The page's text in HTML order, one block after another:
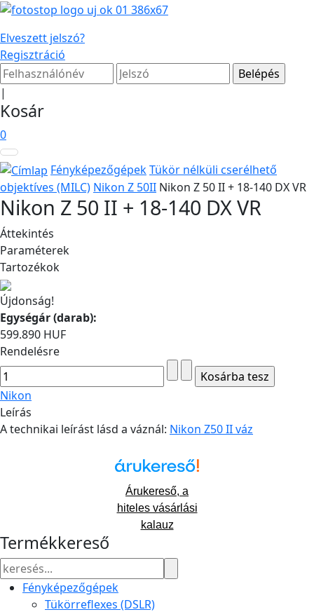
Elveszett jelszó?
Regisztráció
|
Kosár
0
FényképezőgépekTükör nélküli cserélhető
objektíves (MILC) Nikon Z 50II Nikon Z 50 II + 18-140 DX VR
Nikon Z 50 II + 18-140 DX VR
Áttekintés
Paraméterek
Tartozékok
Újdonság!
Egységár (darab):
599.890 HUF
Rendelésre
Nikon
Leírás
A technikai leírást lásd a váznál: Nikon Z50 II váz
Árukereső, a
hiteles vásárlási
kalauz
Termékkereső
Fényképezőgépek
Tükörreflexes (DSLR)